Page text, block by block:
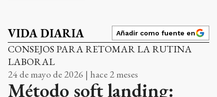
VIDA DIARIA Añadir como fuente en
CONSEJOS PARA RETOMAR LA RUTINA
LABORAL
24 de mayo de 2026 | hace 2 meses
Método soft landing: